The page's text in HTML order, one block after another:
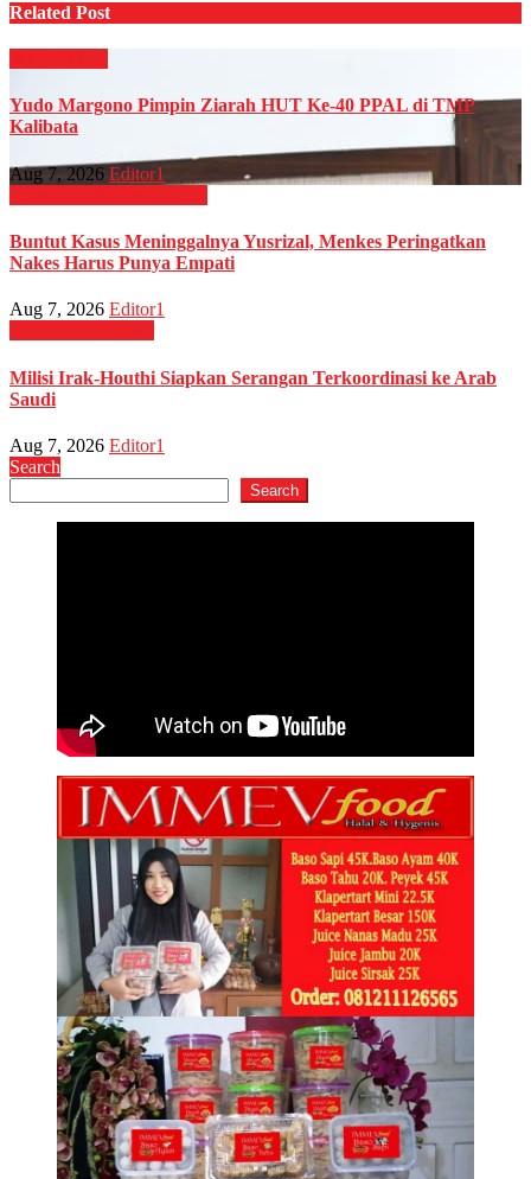
Related Post
Yudo Margono Pimpin Ziarah HUT Ke-40 PPAL di TMP
Kalibata
Aug 7, 2026 Editor1
Buntut Kasus Meninggalnya Yusrizal, Menkes Peringatkan
Nakes Harus Punya Empati
Aug 7, 2026 Editor1
Milisi Irak-Houthi Siapkan Serangan Terkoordinasi ke Arab
Saudi
Aug 7, 2026 Editor1
Search
Search